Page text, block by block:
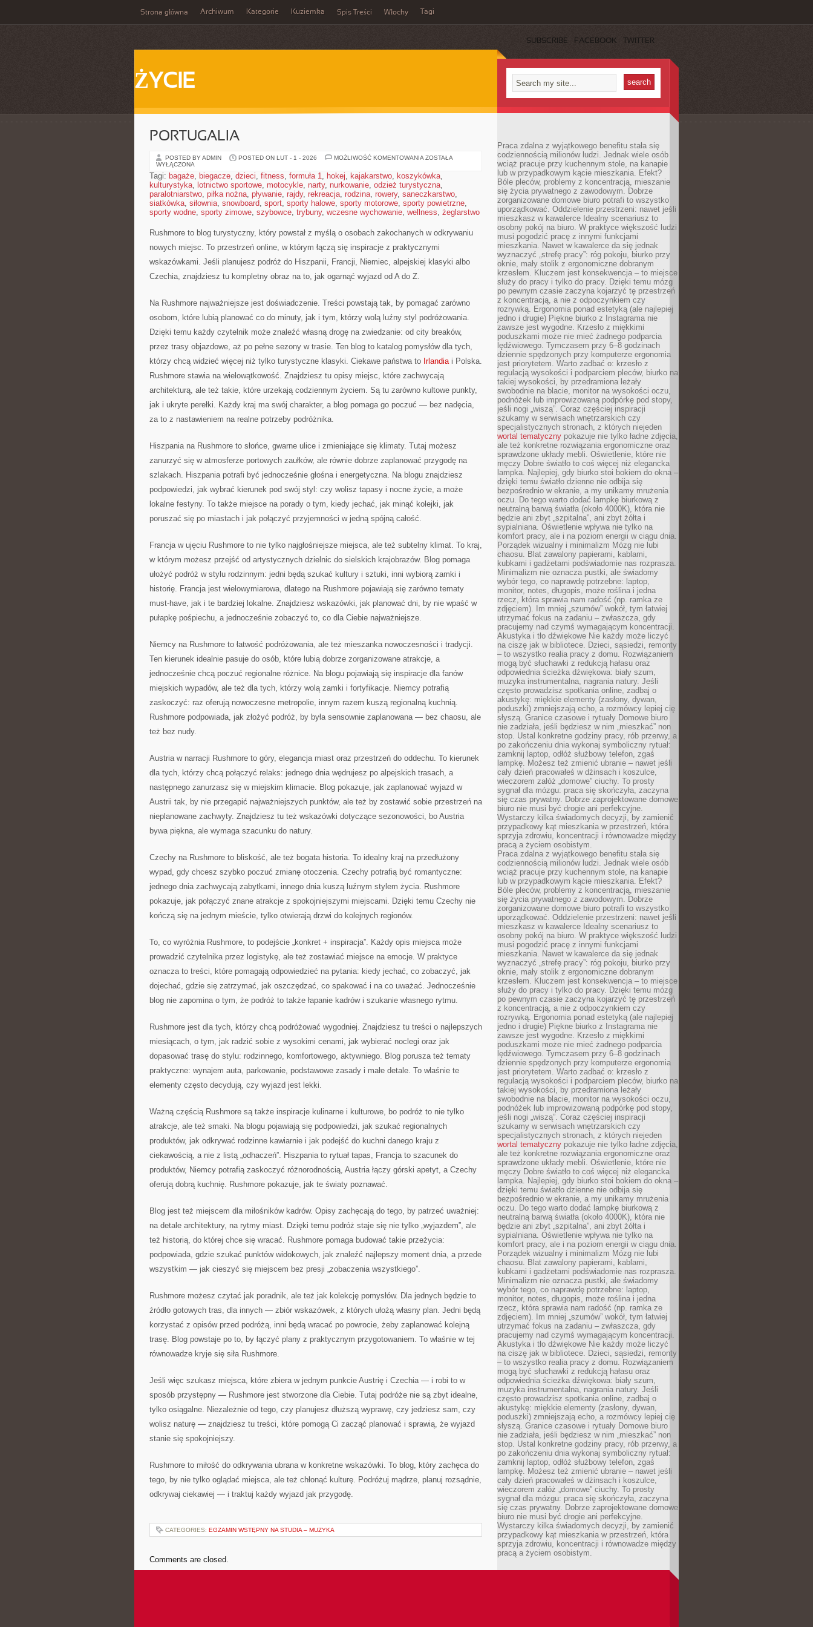
Strona główna Archiwum Kategorie Kuziemka Spis Treści Włochy Tagi
SUBSCRIBE FACEBOOK TWITTER
ŻYCIE
PORTUGALIA
POSTED BY ADMIN POSTED ON LUT - 1 - 2026 MOŻLIWOŚĆ KOMENTOWANIA PORTUGALIA
ZOSTAŁA
WYŁĄCZONA
Tagi: bagaże, biegacze, dzieci, fitness, formuła 1, hokej, kajakarstwo, koszykówka,
kulturystyka, lotnictwo sportowe, motocykle, narty, nurkowanie, odzież turystyczna,
paralotniarstwo, piłka nożna, pływanie, rajdy, rekreacja, rodzina, rowery, saneczkarstwo,
siatkówka, siłownia, snowboard, sport, sporty halowe, sporty motorowe, sporty powietrzne,
sporty wodne, sporty zimowe, szybowce, trybuny, wczesne wychowanie, wellness, żeglarstwo
Rushmore to blog turystyczny, który powstał z myślą o osobach zakochanych w odkrywaniu
nowych miejsc. To przestrzeń online, w którym łączą się inspiracje z praktycznymi
wskazówkami. Jeśli planujesz podróż do Hiszpanii, Francji, Niemiec, alpejskiej klasyki albo
Czechia, znajdziesz tu kompletny obraz na to, jak ogarnąć wyjazd od A do Z.
Na Rushmore najważniejsze jest doświadczenie. Treści powstają tak, by pomagać zarówno
osobom, które lubią planować co do minuty, jak i tym, którzy wolą luźny styl podróżowania.
Dzięki temu każdy czytelnik może znaleźć własną drogę na zwiedzanie: od city breaków,
przez trasy objazdowe, aż po pełne sezony w trasie. Ten blog to katalog pomysłów dla tych,
którzy chcą widzieć więcej niż tylko turystyczne klasyki. Ciekawe państwa to Irlandiai Polska.
Rushmore stawia na wielowątkowość. Znajdziesz tu opisy miejsc, które zachwycają
architekturą, ale też takie, które urzekają codziennym życiem. Są tu zarówno kultowe punkty,
jak i ukryte perełki. Każdy kraj ma swój charakter, a blog pomaga go poczuć — bez nadęcia,
za to z nastawieniem na realne potrzeby podróżnika.
Hiszpania na Rushmore to słońce, gwarne ulice i zmieniające się klimaty. Tutaj możesz
zanurzyć się w atmosferze portowych zaułków, ale równie dobrze zaplanować przygodę na
szlakach. Hiszpania potrafi być jednocześnie głośna i energetyczna. Na blogu znajdziesz
podpowiedzi, jak wybrać kierunek pod swój styl: czy wolisz tapasy i nocne życie, a może
lokalne festyny. To także miejsce na porady o tym, kiedy jechać, jak minąć kolejki, jak
poruszać się po miastach i jak połączyć przyjemności w jedną spójną całość.
Francja w ujęciu Rushmore to nie tylko najgłośniejsze miejsca, ale też subtelny klimat. To kraj,
w którym możesz przejść od artystycznych dzielnic do sielskich krajobrazów. Blog pomaga
ułożyć podróż w stylu rodzinnym: jedni będą szukać kultury i sztuki, inni wybiorą zamki i
historię. Francja jest wielowymiarowa, dlatego na Rushmore pojawiają się zarówno tematy
must-have, jak i te bardziej lokalne. Znajdziesz wskazówki, jak planować dni, by nie wpaść w
pułapkę pośpiechu, a jednocześnie zobaczyć to, co dla Ciebie najważniejsze.
Niemcy na Rushmore to łatwość podróżowania, ale też mieszanka nowoczesności i tradycji.
Ten kierunek idealnie pasuje do osób, które lubią dobrze zorganizowane atrakcje, a
jednocześnie chcą poczuć regionalne różnice. Na blogu pojawiają się inspiracje dla fanów
miejskich wypadów, ale też dla tych, którzy wolą zamki i fortyfikacje. Niemcy potrafią
zaskoczyć: raz oferują nowoczesne metropolie, innym razem kuszą regionalną kuchnią.
Rushmore podpowiada, jak złożyć podróż, by była sensownie zaplanowana — bez chaosu, ale
też bez nudy.
Austria w narracji Rushmore to góry, elegancja miast oraz przestrzeń do oddechu. To kierunek
dla tych, którzy chcą połączyć relaks: jednego dnia wędrujesz po alpejskich trasach, a
następnego zanurzasz się w miejskim klimacie. Blog pokazuje, jak zaplanować wyjazd w
Austrii tak, by nie przegapić najważniejszych punktów, ale też by zostawić sobie przestrzeń na
nieplanowane zachwyty. Znajdziesz tu też wskazówki dotyczące sezonowości, bo Austria
bywa piękna, ale wymaga szacunku do natury.
Czechy na Rushmore to bliskość, ale też bogata historia. To idealny kraj na przedłużony
wypad, gdy chcesz szybko poczuć zmianę otoczenia. Czechy potrafią być romantyczne:
jednego dnia zachwycają zabytkami, innego dnia kuszą luźnym stylem życia. Rushmore
pokazuje, jak połączyć znane atrakcje z spokojniejszymi miejscami. Dzięki temu Czechy nie
kończą się na jednym mieście, tylko otwierają drzwi do kolejnych regionów.
To, co wyróżnia Rushmore, to podejście „konkret + inspiracja”. Każdy opis miejsca może
prowadzić czytelnika przez logistykę, ale też zostawiać miejsce na emocje. W praktyce
oznacza to treści, które pomagają odpowiedzieć na pytania: kiedy jechać, co zobaczyć, jak
dojechać, gdzie się zatrzymać, jak oszczędzać, co spakować i na co uważać. Jednocześnie
blog nie zapomina o tym, że podróż to także łapanie kadrów i szukanie własnego rytmu.
Rushmore jest dla tych, którzy chcą podróżować wygodniej. Znajdziesz tu treści o najlepszych
miesiącach, o tym, jak radzić sobie z wysokimi cenami, jak wybierać noclegi oraz jak
dopasować trasę do stylu: rodzinnego, komfortowego, aktywniego. Blog porusza też tematy
praktyczne: wynajem auta, parkowanie, podstawowe zasady i małe detale. To właśnie te
elementy często decydują, czy wyjazd jest lekki.
Ważną częścią Rushmore są także inspiracje kulinarne i kulturowe, bo podróż to nie tylko
atrakcje, ale też smaki. Na blogu pojawiają się podpowiedzi, jak szukać regionalnych
produktów, jak odkrywać rodzinne kawiarnie i jak podejść do kuchni danego kraju z
ciekawością, a nie z listą „odhaczeń”. Hiszpania to rytuał tapas, Francja to szacunek do
produktów, Niemcy potrafią zaskoczyć różnorodnością, Austria łączy górski apetyt, a Czechy
oferują dobrą kuchnię. Rushmore pokazuje, jak te światy poznawać.
Blog jest też miejscem dla miłośników kadrów. Opisy zachęcają do tego, by patrzeć uważniej:
na detale architektury, na rytmy miast. Dzięki temu podróż staje się nie tylko „wyjazdem”, ale
też historią, do której chce się wracać. Rushmore pomaga budować takie przeżycia:
podpowiada, gdzie szukać punktów widokowych, jak znaleźć najlepszy moment dnia, a przede
wszystkim — jak cieszyć się miejscem bez presji „zobaczenia wszystkiego”.
Rushmore możesz czytać jak poradnik, ale też jak kolekcję pomysłów. Dla jednych będzie to
źródło gotowych tras, dla innych — zbiór wskazówek, z których ułożą własny plan. Jedni będą
korzystać z opisów przed podróżą, inni będą wracać po powrocie, żeby zaplanować kolejną
trasę. Blog powstaje po to, by łączyć plany z praktycznym przygotowaniem. To właśnie w tej
równowadze kryje się siła Rushmore.
Jeśli więc szukasz miejsca, które zbiera w jednym punkcie Austrię i Czechia — i robi to w
sposób przystępny — Rushmore jest stworzone dla Ciebie. Tutaj podróże nie są zbyt idealne,
tylko osiągalne. Niezależnie od tego, czy planujesz dłuższą wyprawę, czy jedziesz sam, czy
wolisz naturę — znajdziesz tu treści, które pomogą Ci zacząć planować i sprawią, że wyjazd
stanie się spokojniejszy.
Rushmore to miłość do odkrywania ubrana w konkretne wskazówki. To blog, który zachęca do
tego, by nie tylko oglądać miejsca, ale też chłonąć kulturę. Podróżuj mądrze, planuj rozsądnie,
odkrywaj ciekawiej — i traktuj każdy wyjazd jak przygodę.
CATEGORIES: EGZAMIN WSTĘPNY NA STUDIA – MUZYKA
Comments are closed.
Praca zdalna z wyjątkowego benefitu stała się
codziennością milionów ludzi. Jednak wiele osób
wciąż pracuje przy kuchennym stole, na kanapie
lub w przypadkowym kącie mieszkania. Efekt?
Bóle pleców, problemy z koncentracją, mieszanie
się życia prywatnego z zawodowym. Dobrze
zorganizowane domowe biuro potrafi to wszystko
uporządkować. Oddzielenie przestrzeni: nawet jeśli
mieszkasz w kawalerce Idealny scenariusz to
osobny pokój na biuro. W praktyce większość ludzi
musi pogodzić pracę z innymi funkcjami
mieszkania. Nawet w kawalerce da się jednak
wyznaczyć „strefę pracy”: róg pokoju, biurko przy
oknie, mały stolik z ergonomiczne dobranym
krzesłem. Kluczem jest konsekwencja – to miejsce
służy do pracy i tylko do pracy. Dzięki temu mózg
po pewnym czasie zaczyna kojarzyć tę przestrzeń
z koncentracją, a nie z odpoczynkiem czy
rozrywką. Ergonomia ponad estetyką (ale najlepiej
jedno i drugie) Piękne biurko z Instagrama nie
zawsze jest wygodne. Krzesło z miękkimi
poduszkami może nie mieć żadnego podparcia
lędźwiowego. Tymczasem przy 6–8 godzinach
dziennie spędzonych przy komputerze ergonomia
jest priorytetem. Warto zadbać o: krzesło z
regulacją wysokości i podparciem pleców, biurko na
takiej wysokości, by przedramiona leżały
swobodnie na blacie, monitor na wysokości oczu,
podnóżek lub improwizowaną podpórkę pod stopy,
jeśli nogi „wiszą”. Coraz częściej inspiracji
szukamy w serwisach wnętrzarskich czy
specjalistycznych stronach, z których niejeden
wortal tematyczny pokazuje nie tylko ładne zdjęcia,
ale też konkretne rozwiązania ergonomiczne oraz
sprawdzone układy mebli. Oświetlenie, które nie
męczy Dobre światło to coś więcej niż elegancka
lampka. Najlepiej, gdy biurko stoi bokiem do okna –
dzięki temu światło dzienne nie odbija się
bezpośrednio w ekranie, a my unikamy mrużenia
oczu. Do tego warto dodać lampkę biurkową z
neutralną barwą światła (około 4000K), która nie
będzie ani zbyt „szpitalna”, ani zbyt żółta i
sypialniana. Oświetlenie wpływa nie tylko na
komfort pracy, ale i na poziom energii w ciągu dnia.
Porządek wizualny i minimalizm Mózg nie lubi
chaosu. Blat zawalony papierami, kablami,
kubkami i gadżetami podświadomie nas rozprasza.
Minimalizm nie oznacza pustki, ale świadomy
wybór tego, co naprawdę potrzebne: laptop,
monitor, notes, długopis, może roślina i jedna
rzecz, która sprawia nam radość (np. ramka ze
zdjęciem). Im mniej „szumów” wokół, tym łatwiej
utrzymać fokus na zadaniu – zwłaszcza, gdy
pracujemy nad czymś wymagającym koncentracji.
Akustyka i tło dźwiękowe Nie każdy może liczyć
na ciszę jak w bibliotece. Dzieci, sąsiedzi, remonty
– to wszystko realia pracy z domu. Rozwiązaniem
mogą być słuchawki z redukcją hałasu oraz
odpowiednia ścieżka dźwiękowa: biały szum,
muzyka instrumentalna, nagrania natury. Jeśli
często prowadzisz spotkania online, zadbaj o
akustykę: miękkie elementy (zasłony, dywan,
poduszki) zmniejszają echo, a rozmówcy lepiej cię
słyszą. Granice czasowe i rytuały Domowe biuro
nie zadziała, jeśli będziesz w nim „mieszkać” non
stop. Ustal konkretne godziny pracy, rób przerwy, a
po zakończeniu dnia wykonaj symboliczny rytuał:
zamknij laptop, odłóż służbowy telefon, zgaś
lampkę. Możesz też zmienić ubranie – nawet jeśli
cały dzień pracowałeś w dżinsach i koszulce,
wieczorem załóż „domowe” ciuchy. To prosty
sygnał dla mózgu: praca się skończyła, zaczyna
się czas prywatny. Dobrze zaprojektowane domowe
biuro nie musi być drogie ani perfekcyjne.
Wystarczy kilka świadomych decyzji, by zamienić
przypadkowy kąt mieszkania w przestrzeń, która
sprzyja zdrowiu, koncentracji i równowadze między
pracą a życiem osobistym.
Praca zdalna z wyjątkowego benefitu stała się
codziennością milionów ludzi. Jednak wiele osób
wciąż pracuje przy kuchennym stole, na kanapie
lub w przypadkowym kącie mieszkania. Efekt?
Bóle pleców, problemy z koncentracją, mieszanie
się życia prywatnego z zawodowym. Dobrze
zorganizowane domowe biuro potrafi to wszystko
uporządkować. Oddzielenie przestrzeni: nawet jeśli
mieszkasz w kawalerce Idealny scenariusz to
osobny pokój na biuro. W praktyce większość ludzi
musi pogodzić pracę z innymi funkcjami
mieszkania. Nawet w kawalerce da się jednak
wyznaczyć „strefę pracy”: róg pokoju, biurko przy
oknie, mały stolik z ergonomiczne dobranym
krzesłem. Kluczem jest konsekwencja – to miejsce
służy do pracy i tylko do pracy. Dzięki temu mózg
po pewnym czasie zaczyna kojarzyć tę przestrzeń
z koncentracją, a nie z odpoczynkiem czy
rozrywką. Ergonomia ponad estetyką (ale najlepiej
jedno i drugie) Piękne biurko z Instagrama nie
zawsze jest wygodne. Krzesło z miękkimi
poduszkami może nie mieć żadnego podparcia
lędźwiowego. Tymczasem przy 6–8 godzinach
dziennie spędzonych przy komputerze ergonomia
jest priorytetem. Warto zadbać o: krzesło z
regulacją wysokości i podparciem pleców, biurko na
takiej wysokości, by przedramiona leżały
swobodnie na blacie, monitor na wysokości oczu,
podnóżek lub improwizowaną podpórkę pod stopy,
jeśli nogi „wiszą”. Coraz częściej inspiracji
szukamy w serwisach wnętrzarskich czy
specjalistycznych stronach, z których niejeden
wortal tematyczny pokazuje nie tylko ładne zdjęcia,
ale też konkretne rozwiązania ergonomiczne oraz
sprawdzone układy mebli. Oświetlenie, które nie
męczy Dobre światło to coś więcej niż elegancka
lampka. Najlepiej, gdy biurko stoi bokiem do okna –
dzięki temu światło dzienne nie odbija się
bezpośrednio w ekranie, a my unikamy mrużenia
oczu. Do tego warto dodać lampkę biurkową z
neutralną barwą światła (około 4000K), która nie
będzie ani zbyt „szpitalna”, ani zbyt żółta i
sypialniana. Oświetlenie wpływa nie tylko na
komfort pracy, ale i na poziom energii w ciągu dnia.
Porządek wizualny i minimalizm Mózg nie lubi
chaosu. Blat zawalony papierami, kablami,
kubkami i gadżetami podświadomie nas rozprasza.
Minimalizm nie oznacza pustki, ale świadomy
wybór tego, co naprawdę potrzebne: laptop,
monitor, notes, długopis, może roślina i jedna
rzecz, która sprawia nam radość (np. ramka ze
zdjęciem). Im mniej „szumów” wokół, tym łatwiej
utrzymać fokus na zadaniu – zwłaszcza, gdy
pracujemy nad czymś wymagającym koncentracji.
Akustyka i tło dźwiękowe Nie każdy może liczyć
na ciszę jak w bibliotece. Dzieci, sąsiedzi, remonty
– to wszystko realia pracy z domu. Rozwiązaniem
mogą być słuchawki z redukcją hałasu oraz
odpowiednia ścieżka dźwiękowa: biały szum,
muzyka instrumentalna, nagrania natury. Jeśli
często prowadzisz spotkania online, zadbaj o
akustykę: miękkie elementy (zasłony, dywan,
poduszki) zmniejszają echo, a rozmówcy lepiej cię
słyszą. Granice czasowe i rytuały Domowe biuro
nie zadziała, jeśli będziesz w nim „mieszkać” non
stop. Ustal konkretne godziny pracy, rób przerwy, a
po zakończeniu dnia wykonaj symboliczny rytuał:
zamknij laptop, odłóż służbowy telefon, zgaś
lampkę. Możesz też zmienić ubranie – nawet jeśli
cały dzień pracowałeś w dżinsach i koszulce,
wieczorem załóż „domowe” ciuchy. To prosty
sygnał dla mózgu: praca się skończyła, zaczyna
się czas prywatny. Dobrze zaprojektowane domowe
biuro nie musi być drogie ani perfekcyjne.
Wystarczy kilka świadomych decyzji, by zamienić
przypadkowy kąt mieszkania w przestrzeń, która
sprzyja zdrowiu, koncentracji i równowadze między
pracą a życiem osobistym.